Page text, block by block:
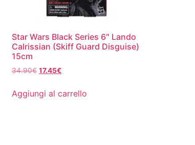
Star Wars Black Series 6″ Lando
Calrissian (Skiff Guard Disguise)
15cm
34.90€ Il
originale
era:
17.45€Il
attuale
Aggiungi al carrello